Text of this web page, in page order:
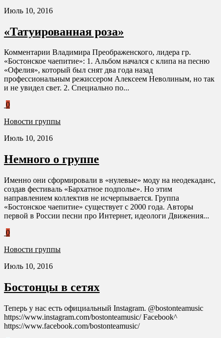
Июль 10, 2016
«Татуированная роза»
Комментарии Владимира Преображенского, лидера гр.
«Бостонское чаепитие»: 1. Альбом начался с клипа на песню
«Офелия», который был снят два года назад
профессиональным режиссером Алексеем Неволиным, но так
и не увидел свет. 2. Специально по...
0
Новости группы
Июль 10, 2016
Немного о группе
Именно они сформировали в «нулевые» моду на неодекаданс,
создав фестиваль «Бархатное подполье». Но этим
направлением коллектив не исчерпывается. Группа
«Бостонское чаепитие» существует с 2000 года. Авторы
первой в России песни про Интернет, идеологи Движения...
0
Новости группы
Июль 10, 2016
Бостонцы в сетях
Теперь у нас есть официальный Instagram. @bostonteamusic
https://www.instagram.com/bostonteamusic/ Facebook^
https://www.facebook.com/bostonteamusic/